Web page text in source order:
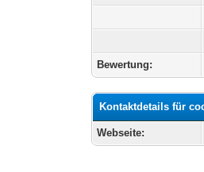
Bewertung:
Kontaktdetails für
Webseite: